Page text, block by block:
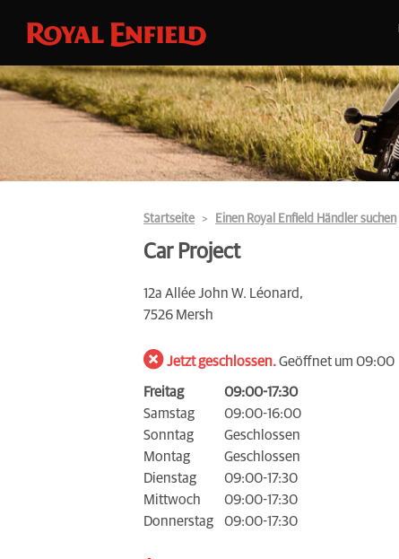
Startseite Einen Royal Enfield Händler suchen
Car Project
12a Allée John W. Léonard,
7526 Mersh
Jetzt geschlossen.Geöffnet um 09:00
Freitag
09:00-17:30
Samstag
09:00-16:00
Sonntag
Geschlossen
Montag
Geschlossen
Dienstag
09:00-17:30
Mittwoch
09:00-17:30
Donnerstag
09:00-17:30